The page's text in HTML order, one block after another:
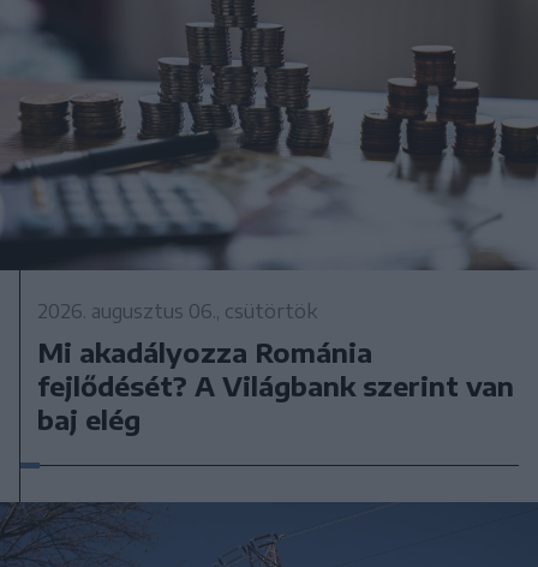
2026. augusztus 06., csütörtök
Mi akadályozza Románia
fejlődését? A Világbank szerint van
baj elég